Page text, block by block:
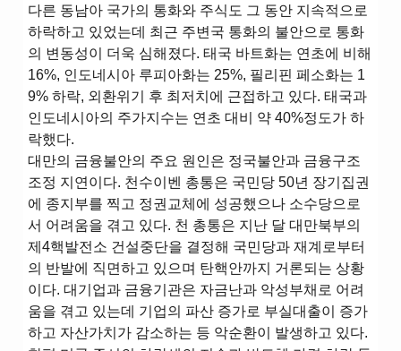
다른 동남아 국가의 통화와 주식도 그 동안 지속적으로
하락하고 있었는데 최근 주변국 통화의 불안으로 통화
의 변동성이 더욱 심해졌다. 태국 바트화는 연초에 비해
16%, 인도네시아 루피아화는 25%, 필리핀 페소화는 1
9% 하락, 외환위기 후 최저치에 근접하고 있다. 태국과
인도네시아의 주가지수는 연초 대비 약 40%정도가 하
락했다.
대만의 금융불안의 주요 원인은 정국불안과 금융구조
조정 지연이다. 천수이벤 총통은 국민당 50년 장기집권
에 종지부를 찍고 정권교체에 성공했으나 소수당으로
서 어려움을 겪고 있다. 천 총통은 지난 달 대만북부의
제4핵발전소 건설중단을 결정해 국민당과 재계로부터
의 반발에 직면하고 있으며 탄핵안까지 거론되는 상황
이다. 대기업과 금융기관은 자금난과 악성부채로 어려
움을 겪고 있는데 기업의 파산 증가로 부실대출이 증가
하고 자산가치가 감소하는 등 악순환이 발생하고 있다.